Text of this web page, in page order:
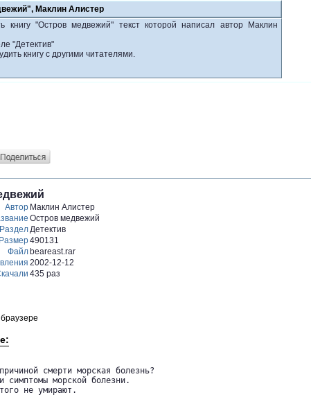
Маклин Алистер
книгу "Остров медвежий" текст которой написал автор Маклин
"Детектив"
книгу с другими читателями.
Автор Маклин Алистер
Остров медвежий
РазделДетектив
Размер490131
Файл beareast.rar
2002-12-12
435 раз
смерти морская болезнь?
симптомы морской болезни.
не умирают.